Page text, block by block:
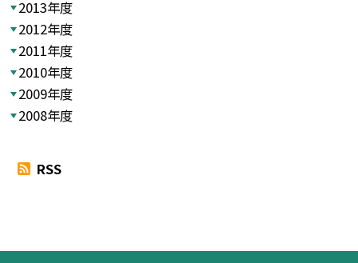
2013年度
2012年度
2011年度
2010年度
2009年度
2008年度
RSS